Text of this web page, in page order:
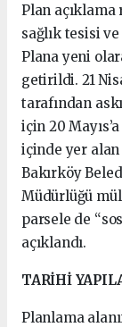
Plan
sağlık tesisi
Plana yeni
getirildi. 21
tarafından
için 20
içinde yer
Bakırköy
Müdürlüğü
parsele de
açıklandı.
TARİHİ
Planlama